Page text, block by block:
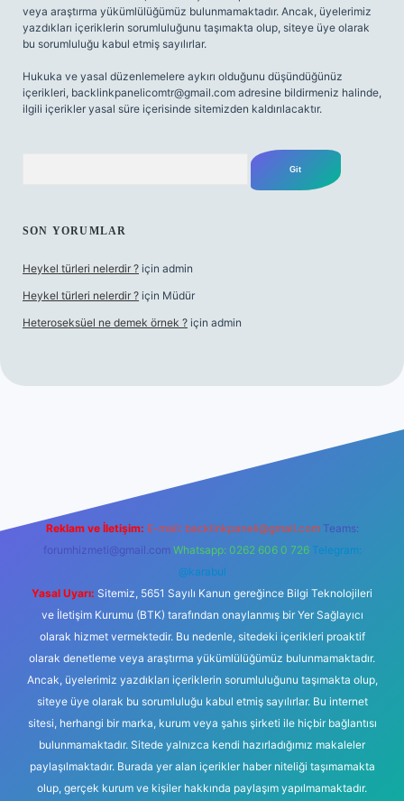
veya araştırma yükümlülüğümüz bulunmamaktadır. Ancak, üyelerimiz
yazdıkları içeriklerin sorumluluğunu taşımakta olup, siteye üye olarak
bu sorumluluğu kabul etmiş sayılırlar.
Hukuka ve yasal düzenlemelere aykırı olduğunu düşündüğünüz
içerikleri, backlinkpanelicomtr@gmail.com adresine bildirmeniz halinde,
ilgili içerikler yasal süre içerisinde sitemizden kaldırılacaktır.
SON YORUMLAR
Heykel türleri nelerdir ? için admin
Heykel türleri nelerdir ? için Müdür
Heteroseksüel ne demek örnek ? için admin
Reklam ve İletişim: E-mail: backlinkpaneli@gmail.com Teams:
forumhizmeti@gmail.com Whatsapp: 0262 606 0 726 Telegram:
@karabul
Yasal Uyarı: Sitemiz, 5651 Sayılı Kanun gereğince Bilgi Teknolojileri
ve İletişim Kurumu (BTK) tarafından onaylanmış bir Yer Sağlayıcı
olarak hizmet vermektedir. Bu nedenle, sitedeki içerikleri proaktif
olarak denetleme veya araştırma yükümlülüğümüz bulunmamaktadır.
Ancak, üyelerimiz yazdıkları içeriklerin sorumluluğunu taşımakta olup,
siteye üye olarak bu sorumluluğu kabul etmiş sayılırlar. Bu internet
sitesi, herhangi bir marka, kurum veya şahıs şirketi ile hiçbir bağlantısı
bulunmamaktadır. Sitede yalnızca kendi hazırladığımız makaleler
paylaşılmaktadır. Burada yer alan içerikler haber niteliği taşımamakta
olup, gerçek kurum ve kişiler hakkında paylaşım yapılmamaktadır.